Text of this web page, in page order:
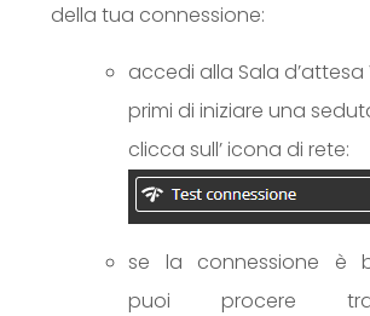
della tua connessione:
accedi alla Sala d’attesa
primi di iniziare una
clicca sull’ icona di rete:
se la connessione è
puoi procere